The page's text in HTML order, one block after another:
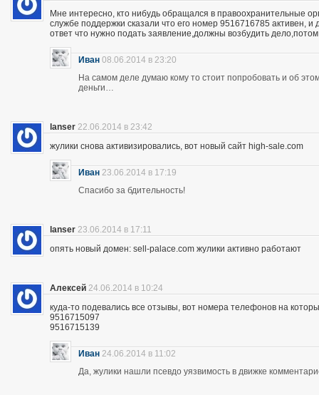
Мне интересно, кто нибудь обращался в правоохранительные
службе поддержки сказали что его номер 9516716785 активен,
ответ что нужно подать заявление,должны возбудить
Иван 08.06.2014 в 23:20
На самом деле думаю кому то стоит попробовать и об
деньги…
lanser 22.06.2014 в 23:42
жулики снова активизировались, вот новый сайт high-sale.com
Иван 23.06.2014 в 17:19
Спасибо за бдительность!
lanser 23.06.2014 в 17:11
опять новый домен: sell-palace.com жулики активно работают
Алексей 24.06.2014 в 10:24
куда-то подевались все отзывы, вот номера телефонов на
9516715097
9516715139
Иван 24.06.2014 в 11:02
Да, жулики нашли псевдо уязвимость в движке